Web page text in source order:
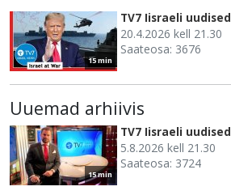
15 min
TV7 Iisraeli uudised
20.4.2026 kell 21.30
Saateosa: 3676
Uuemad arhiivis
15 min
TV7 Iisraeli uudised
5.8.2026 kell 21.30
Saateosa: 3724